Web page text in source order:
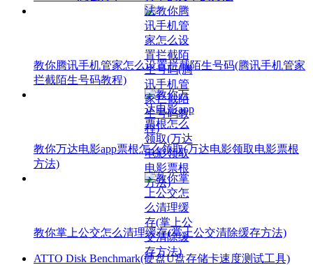
教你腾讯手机管家怎么设置拦截陌生号码(腾讯手机管家
拦截陌生号码教程)
教你万达电影app票根怎么领取(万达电影领取电影票根
方法)
教你掌上公交怎么清理缓存(掌上公交清除缓存方法)
ATTO Disk Benchmark(硬盘U盘存储卡速度测试工具)